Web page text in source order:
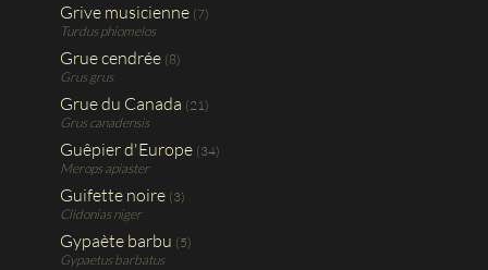
Grive musicienne (7)
Turdus phiomelos
Grue cendrée (8)
Grus grus
Grue du Canada (21)
Grus canadensis
Guêpier d'Europe (34)
Merops apiaster
Guifette noire (3)
Clidonias niger
Gypaète barbu (5)
Gypaetus barbatus